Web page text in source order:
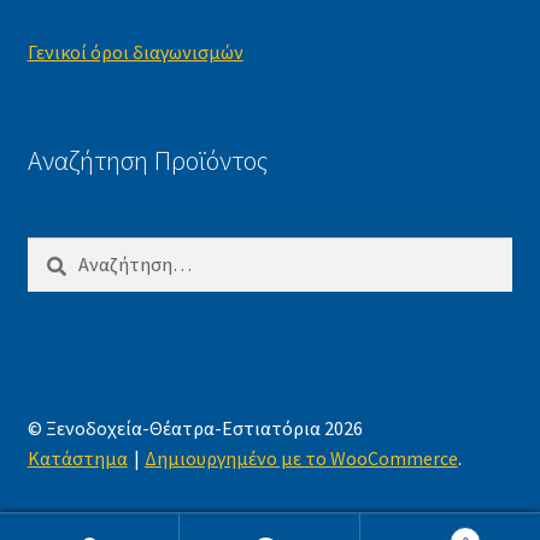
Γενικοί όροι διαγωνισμών
Αναζήτηση Προϊόντος
Αναζήτηση
© Ξενοδοχεία-Θέατρα-Εστιατόρια 2026
Κατάστημα
Δημιουργημένο με το WooCommerce.